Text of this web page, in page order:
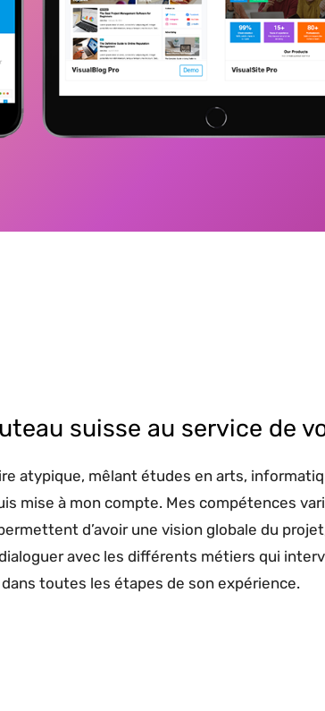
suisse au service de
atypique, mêlant études en arts,
mise à mon compte. Mes compétences
d’avoir une vision globale du
avec les différents métiers qui
toutes les étapes de son expérience.